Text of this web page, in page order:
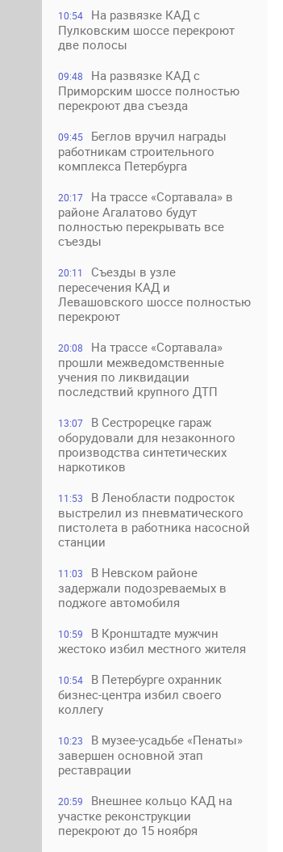
10:54
На развязке КАД с
Пулковским шоссе перекроют
две полосы
09:48
На развязке КАД с
Приморским шоссе полностью
перекроют два съезда
09:45
Беглов вручил награды
работникам строительного
комплекса Петербурга
20:17
На трассе «Сортавала» в
районе Агалатово будут
полностью перекрывать все
съезды
20:11
Съезды в узле
пересечения КАД и
Левашовского шоссе полностью
перекроют
20:08
На трассе «Сортавала»
прошли межведомственные
учения по ликвидации
последствий крупного ДТП
13:07
В Сестрорецке гараж
оборудовали для незаконного
производства синтетических
наркотиков
11:53
В Ленобласти подросток
выстрелил из пневматического
пистолета в работника насосной
станции
11:03
В Невском районе
задержали подозреваемых в
поджоге автомобиля
10:59
В Кронштадте мужчин
жестоко избил местного жителя
10:54
В Петербурге охранник
бизнес-центра избил своего
коллегу
10:23
В музее-усадьбе «Пенаты»
завершен основной этап
реставрации
20:59
Внешнее кольцо КАД на
участке реконструкции
перекроют до 15 ноября